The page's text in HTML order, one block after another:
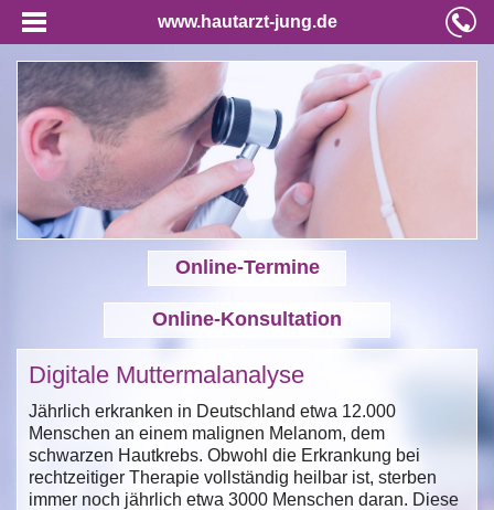
www.hautarzt-jung.de
Online-Termine
Online-Konsultation
Digitale Muttermalanalyse
Jährlich erkranken in Deutschland etwa 12.000
Menschen an einem malignen Melanom, dem
schwarzen Hautkrebs. Obwohl die Erkrankung bei
rechtzeitiger Therapie vollständig heilbar ist, sterben
immer noch jährlich etwa 3000 Menschen daran. Diese